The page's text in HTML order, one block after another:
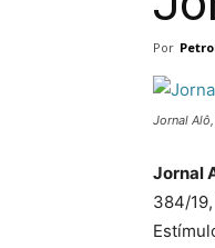
Por
Jornal
Jornal
384/